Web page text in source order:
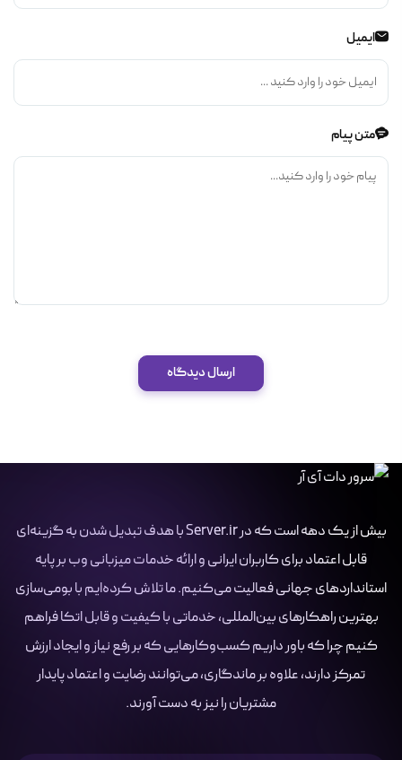
ایمیل
متن پیام
ارسال دیدگاه
بیش از یک دهه است که در Server.ir با هدف تبدیل شدن به گزینه‌ای
قابل اعتماد برای کاربران ایرانی و ارائه خدمات میزبانی وب بر پایه
استانداردهای جهانی فعالیت می‌کنیم. ما تلاش کرده‌ایم با بومی‌سازی
بهترین راهکارهای بین‌المللی، خدماتی با کیفیت و قابل اتکا فراهم
کنیم چرا که باور داریم کسب‌وکارهایی که بر رفع نیاز و ایجاد ارزش
تمرکز دارند، علاوه بر ماندگاری، می‌توانند رضایت و اعتماد پایدار
مشتریان را نیز به دست آورند.